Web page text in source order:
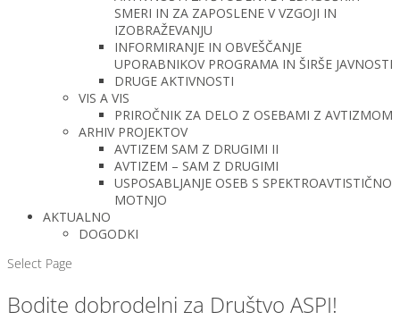
SMERI IN ZA ZAPOSLENE V VZGOJI IN
IZOBRAŽEVANJU
INFORMIRANJE IN OBVEŠČANJE
UPORABNIKOV PROGRAMA IN ŠIRŠE JAVNOSTI
DRUGE AKTIVNOSTI
VIS A VIS
PRIROČNIK ZA DELO Z OSEBAMI Z AVTIZMOM
ARHIV PROJEKTOV
AVTIZEM SAM Z DRUGIMI II
AVTIZEM – SAM Z DRUGIMI
USPOSABLJANJE OSEB S SPEKTROAVTISTIČNO
MOTNJO
AKTUALNO
DOGODKI
Select Page
Bodite dobrodelni za Društvo ASPI!